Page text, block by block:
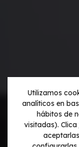
Utilizamos
analíticos en
hábitos de
visitadas). Clica